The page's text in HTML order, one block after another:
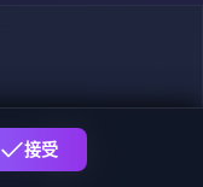
下载接受